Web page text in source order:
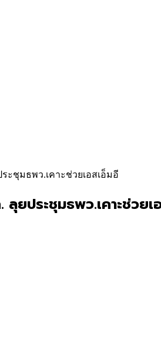
ะชุมธพว.เคาะช่วยเอสเอ็มอี
ยประชุมธพว.เคาะช่วยเ